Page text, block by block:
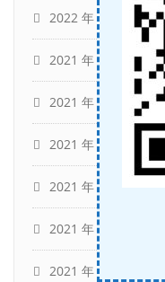
2022 年 1 月 (10)
2021 年 12 月 (12)
2021 年 11 月 (16)
2021 年 10 月 (14)
2021 年 9 月
2021 年 8 月
2021 年 6 月